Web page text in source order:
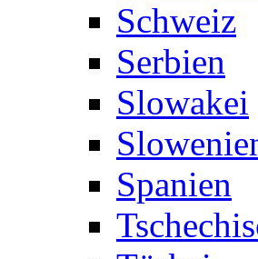
Schweiz
Serbien
Slowakei
Spanien